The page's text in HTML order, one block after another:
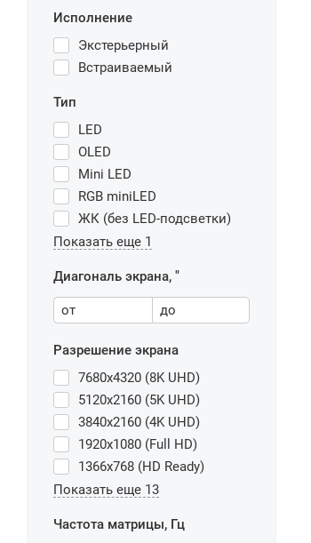
Исполнение
Экстерьерный
Встраиваемый
Тип
LED
OLED
Mini LED
RGB miniLED
ЖК (без LED-подсветки)
Показать еще 1
Диагональ экрана, "
от до
Разрешение экрана
7680x4320 (8K UHD)
5120x2160 (5K UHD)
3840x2160 (4K UHD)
1920x1080 (Full HD)
1366x768 (HD Ready)
Показать еще 13
Частота матрицы, Гц